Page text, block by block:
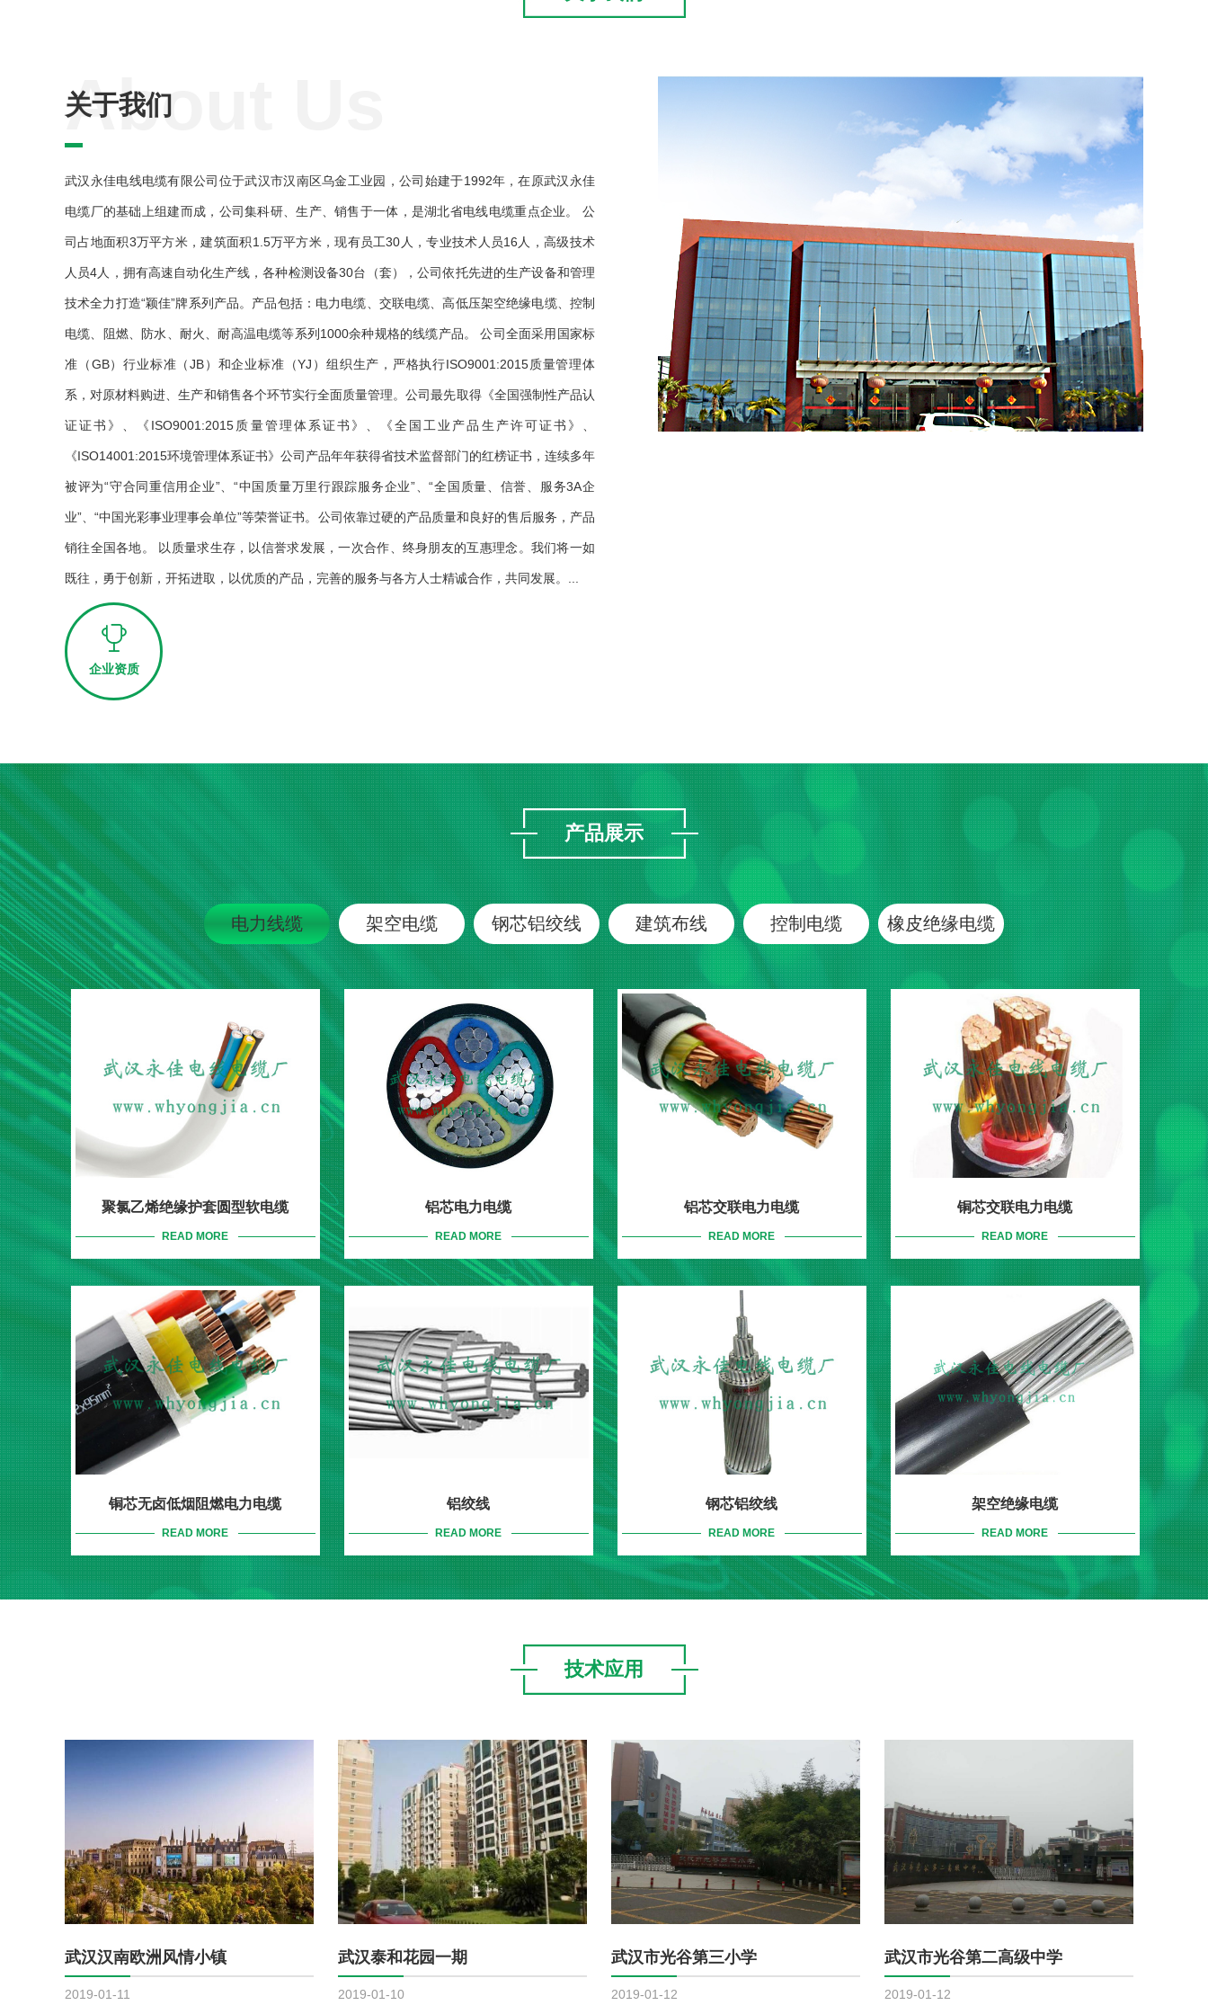
About Us
关于我们
武汉永佳电线电缆有限公司位于武汉市汉南区乌金工业园，公司始建于1992年，在原武汉永佳
电缆厂的基础上组建而成，公司集科研、生产、销售于一体，是湖北省电线电缆重点企业。 公
司占地面积3万平方米，建筑面积1.5万平方米，现有员工30人，专业技术人员16人，高级技术
人员4人，拥有高速自动化生产线，各种检测设备30台（套），公司依托先进的生产设备和管理
技术全力打造“颖佳”牌系列产品。产品包括：电力电缆、交联电缆、高低压架空绝缘电缆、控制
电缆、阻燃、防水、耐火、耐高温电缆等系列1000余种规格的线缆产品。 公司全面采用国家标
准（GB）行业标准（JB）和企业标准（YJ）组织生产，严格执行ISO9001:2015质量管理体
系，对原材料购进、生产和销售各个环节实行全面质量管理。公司最先取得《全国强制性产品认
证证书》、《ISO9001:2015质量管理体系证书》、《全国工业产品生产许可证书》、
《ISO14001:2015环境管理体系证书》公司产品年年获得省技术监督部门的红榜证书，连续多年
被评为“守合同重信用企业”、“中国质量万里行跟踪服务企业”、“全国质量、信誉、服务3A企
业”、“中国光彩事业理事会单位”等荣誉证书。公司依靠过硬的产品质量和良好的售后服务，产品
销往全国各地。 以质量求生存，以信誉求发展，一次合作、终身朋友的互惠理念。我们将一如
既往，勇于创新，开拓进取，以优质的产品，完善的服务与各方人士精诚合作，共同发展。...
企业资质
产品展示
电力线缆 架空电缆 钢芯铝绞线 建筑布线 控制电缆 橡皮绝缘电缆
聚氯乙烯绝缘护套圆型软电缆
READ MORE
铝芯电力电缆
READ MORE
铝芯交联电力电缆
READ MORE
铜芯交联电力电缆
READ MORE
铜芯无卤低烟阻燃电力电缆
READ MORE
铝绞线
READ MORE
钢芯铝绞线
READ MORE
架空绝缘电缆
READ MORE
技术应用
武汉汉南欧洲风情小镇
2019-01-11
武汉泰和花园一期
2019-01-10
武汉市光谷第三小学
2019-01-12
武汉市光谷第二高级中学
2019-01-12